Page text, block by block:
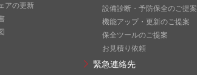
アの更新
設備診断・予防保全のご提案
機能アップ・更新のご提案
保全ツールのご提案
お見積り依頼
緊急連絡先